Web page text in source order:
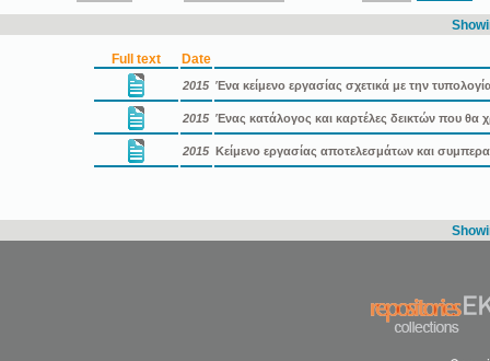
Full text Date
2015 Ένα κείμενο εργασίας σχετικά με την
2015 Ένας κατάλογος και καρτέλες δεικτών που θα
2015 Κείμενο εργασίας αποτελεσμάτων και